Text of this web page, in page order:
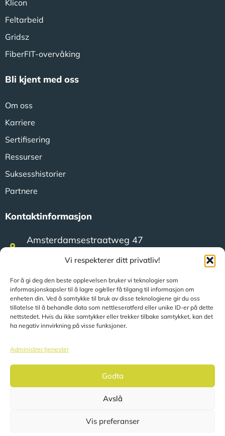
Vi respekterer ditt privatliv!
For å gi deg den beste opplevelsen bruker vi teknologier som
informasjonskapsler til å lagre og/eller få tilgang til informasjon om
enheten din. Ved å samtykke til bruk av disse teknologiene gir du oss
tillatelse til å behandle data som nettleseratferd eller unike ID-er på dette
nettstedet. Hvis du ikke samtykker eller trekker tilbake samtykket, kan det
ha negativ innvirkning på visse funksjoner.
Administrer tjenester
Godta
Avslå
Vis preferanser
Klicon
Feltarbeid
Gridsz
FiberFIT-overvåking
Bli kjent med oss
Om oss
Karriere
Sertifisering
Ressurser
Suksesshistorier
Partnere
Kontaktinformasjon
Amsterdamsestraatweg 47
+31 (0)35 623 79 36
sales@speerit.nl
© 2022 Speer IT B.V.